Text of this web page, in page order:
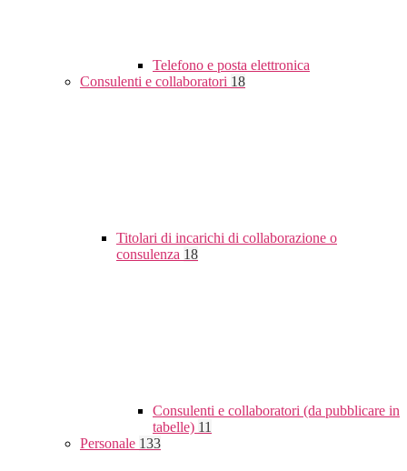
Telefono e posta elettronica
Consulenti e collaboratori 18
Titolari di incarichi di collaborazione o
consulenza 18
Consulenti e collaboratori (da pubblicare in
tabelle) 11
Personale 133